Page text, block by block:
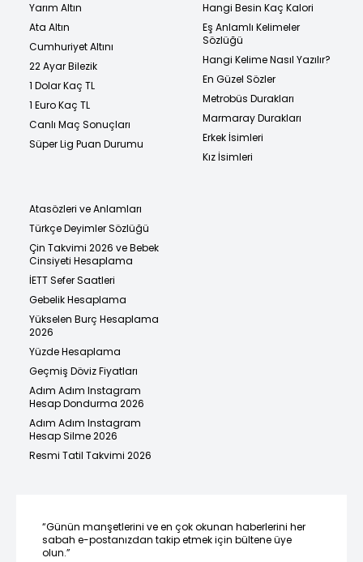
Yarım Altın
Ata Altın
Cumhuriyet Altını
22 Ayar Bilezik
1 Dolar Kaç TL
1 Euro Kaç TL
Canlı Maç Sonuçları
Süper Lig Puan Durumu
Hangi Besin Kaç Kalori
Eş Anlamlı Kelimeler
Sözlüğü
Hangi Kelime Nasıl Yazılır?
En Güzel Sözler
Metrobüs Durakları
Marmaray Durakları
Erkek İsimleri
Kız İsimleri
Atasözleri ve Anlamları
Türkçe Deyimler Sözlüğü
Çin Takvimi 2026 ve Bebek
Cinsiyeti Hesaplama
İETT Sefer Saatleri
Gebelik Hesaplama
Yükselen Burç Hesaplama
2026
Yüzde Hesaplama
Geçmiş Döviz Fiyatları
Adım Adım Instagram
Hesap Dondurma 2026
Adım Adım Instagram
Hesap Silme 2026
Resmi Tatil Takvimi 2026
“Günün manşetlerini ve en çok okunan haberlerini her
sabah e-postanızdan takip etmek için bültene üye
olun.”